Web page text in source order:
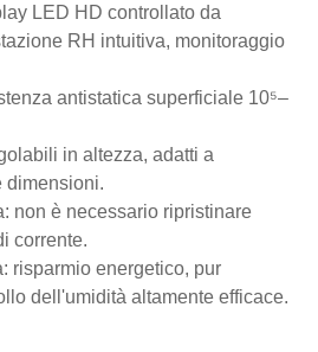
LED HD controllato da
RH intuitiva, monitoraggio
antistatica superficiale 10⁵–
in altezza, adatti a
dimensioni.
non è necessario ripristinare
corrente.
risparmio energetico, pur
dell'umidità altamente efficace.